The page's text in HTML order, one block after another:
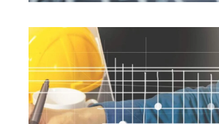
REDAZIONE DUVRI